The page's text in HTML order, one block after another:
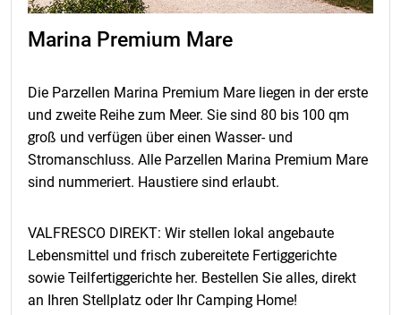
Verbindlichkeiten ihrerseits als gekündigt gilt. Im Falle
einer Vertragskündigung beschränken wir uns auf die
Rückerstattung bis zu dem Betrag, der im Rahmen des
01.01.2026. Für Buchungen im Jahr 2027 bezieht sich
die Klausel bezüglich Preisänderungen auf einen
Vergleich mit dem kumulativen Index der monatlichen
Inflationsrate im März 2026.
Marina Premium Mare
Die Parzellen Marina Premium Mare liegen in der erste
und zweite Reihe zum Meer. Sie sind 80 bis 100 qm
groß und verfügen über einen Wasser- und
Stromanschluss. Alle Parzellen Marina Premium Mare
sind nummeriert. Haustiere sind erlaubt.
VALFRESCO DIREKT: Wir stellen lokal angebaute
Lebensmittel und frisch zubereitete Fertiggerichte
sowie Teilfertiggerichte her. Bestellen Sie alles, direkt
an Ihren Stellplatz oder Ihr Camping Home!